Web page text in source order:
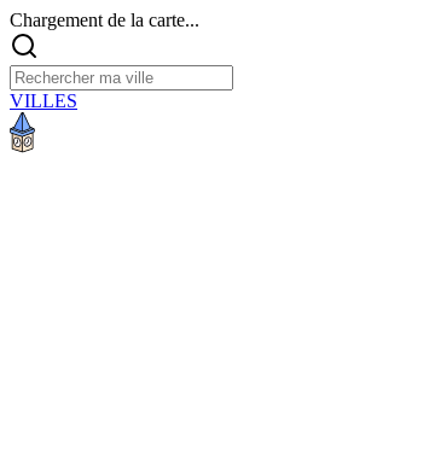
Chargement de la carte...
VILLES